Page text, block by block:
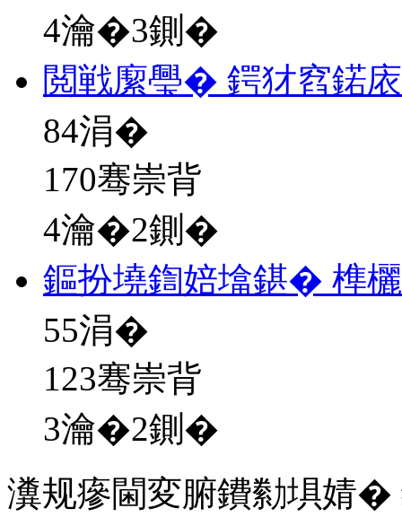
4瀹�3鍘�
閲戦緳璺� 鍔犲窞鍩
84涓�
170骞崇背
4瀹�2鍘�
鏂扮墝鍧婄墖鍖� 榫
55涓�
123骞崇背
3瀹�2鍘�
瀵规瘮閫変腑鐨勬埧婧�